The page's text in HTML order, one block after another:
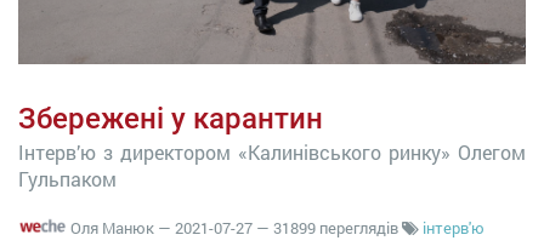
Збережені у карантин
Інтерв’ю з директором «Калинівського ринку» Олегом
Гульпаком
Оля Манюк — 2021-07-27 — 31899 переглядів інтерв'ю